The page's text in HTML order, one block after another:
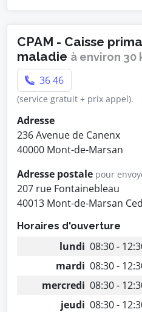
CPAM - Caisse
maladie à environ 30
36 46
(service gratuit + prix appel).
Adresse
236 Avenue de Canenx
40000 Mont-de-Marsan
Adresse postale pour
207 rue Fontainebleau
40013 Mont-de-Marsan
Horaires d'ouverture
lundi 08:30 -
mardi 08:30 -
mercredi 08:30 -
jeudi 08:30 -